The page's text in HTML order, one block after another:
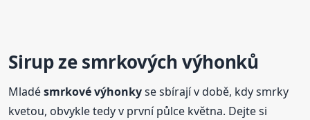
Sirup ze smrkových výhonků
Mladésmrkové výhonkyse sbírají v době, kdy smrky
kvetou, obvykle tedy v první půlce května. Dejte si